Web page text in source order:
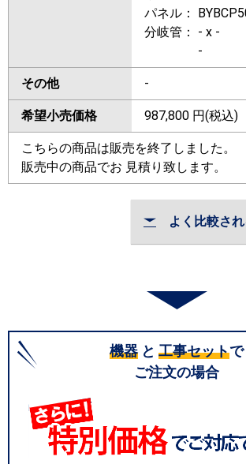
パネル：
分岐管： - x -
-
その他 -
希望小売価格 987,800 円(税込)
こちらの商品は販売を終了しました。
販売中の商品でお 見積り致します。
よく比較され
機器 と 工事セットで
ご注文の場合